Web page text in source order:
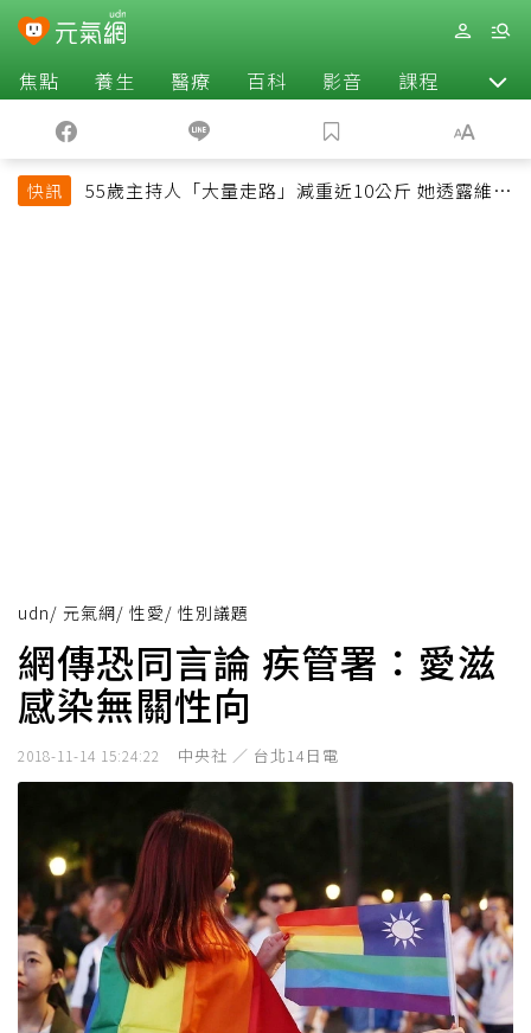
焦點 養生 醫療 百科 影音 課程 退休
快訊
55歲主持人「大量走路」減重近10公斤 她透露維持
udn/ 元氣網/ 性愛/ 性別議題
網傳恐同言論 疾管署：愛滋
感染無關性向
2018-11-14 15:24:22 中央社 ／ 台北14日電